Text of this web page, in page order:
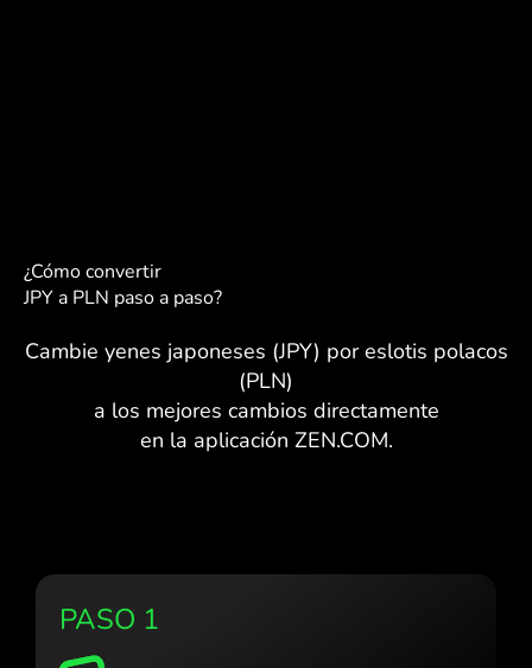
¿Cómo convertir
JPY a PLN paso a paso?
Cambie yenes japoneses (JPY) por eslotis polacos
(PLN)
a los mejores cambios directamente
en la aplicación ZEN.COM.
PASO 1